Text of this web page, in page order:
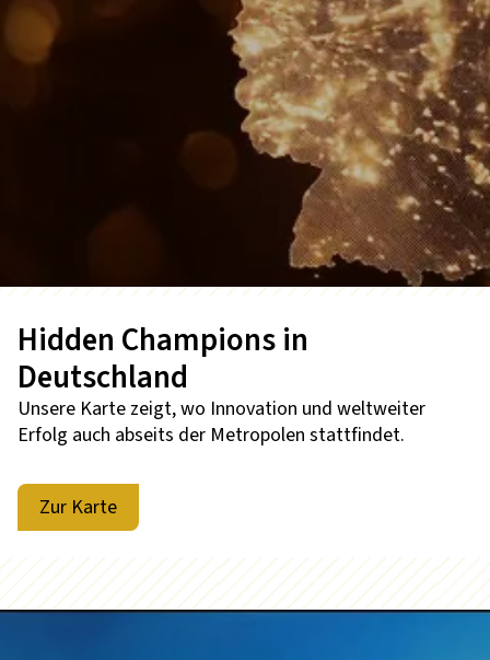
Hidden Champions in
Deutschland
Unsere Karte zeigt, wo Innovation und weltweiter
Erfolg auch abseits der Metropolen stattfindet.
Zur Karte